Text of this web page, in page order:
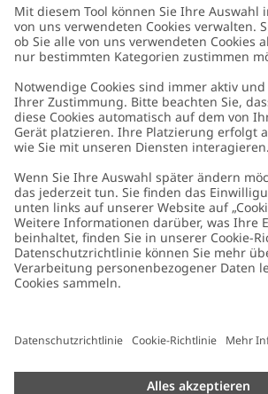
Kundenservice
Kontaktieren Sie uns
FAQ
Barrierefreiheit
Datenschutzrichtlinie
Cookie-Richtlinie
Größenratgeber
Über uns
Über Newbie
Nachhaltigkeit
Impressum
Presse
Germany
Cookies